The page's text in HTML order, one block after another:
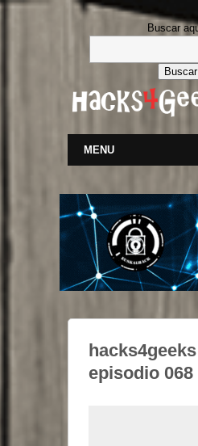
Buscar
MENU
episodio 068